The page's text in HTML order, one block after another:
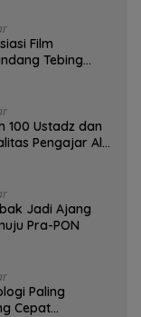
Film
Tebing
100 Ustadz dan
Pengajar Al-
Jadi Ajang
Pra-PON
Paling
Cepat